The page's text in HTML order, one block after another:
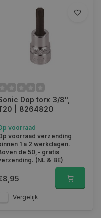
Dop torx 3/8",
| 8264820
voorraad
voorraad verzending
1 a 2 werkdagen.
de 50,- gratis
(NL & BE)
Vergelijk
De
zonder de
/Domein
www.autoklusser.nl
www.autoklusser.nl